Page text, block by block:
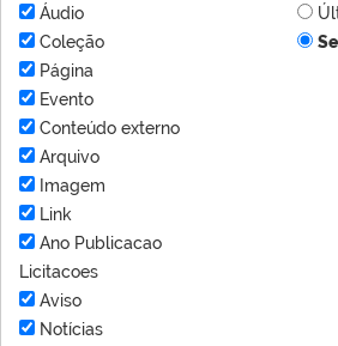
Áudio
Coleção
Página
Evento
Conteúdo externo
Arquivo
Imagem
Link
Ano Publicacao
Licitacoes
Aviso
Notícias